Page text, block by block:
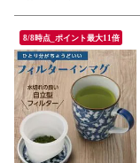
8/8時点_ポイント最大11倍